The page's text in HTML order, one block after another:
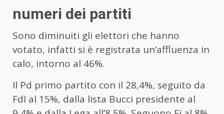
numeri dei partiti
Sono diminuiti gli elettori che hanno
votato, infatti si è registrata un’affluenza in
calo, intorno al 46%.
Il Pd primo partito con il 28,4%, seguito da
FdI al 15%, dalla lista Bucci presidente al